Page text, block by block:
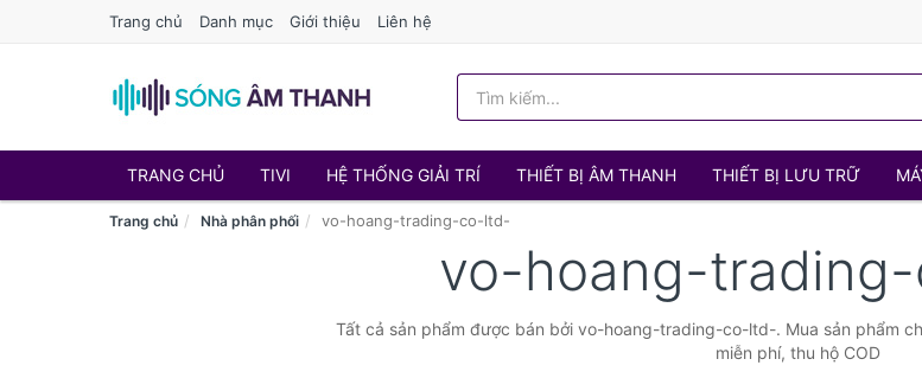
Trang chủ Danh mục Giới thiệu Liên hệ
TRANG CHỦ TIVI HỆ THỐNG GIẢI TRÍ THIẾT BỊ ÂM THANH THIẾT BỊ LƯU TRỮ
Trang chủ Nhà phân phối vo-hoang-trading-co-ltd-
vo-hoang-
Tất cả sản phẩm được bán bởi vo-hoang-trading-co-ltd-. Mua sản phẩm
miễn phí, thu hộ COD